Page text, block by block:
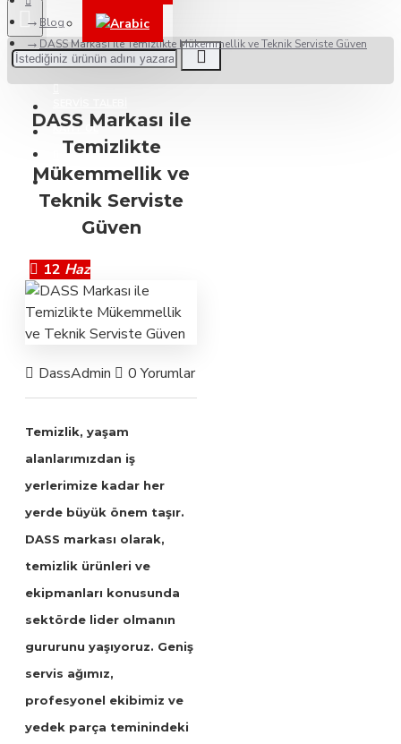
Arabic
BAYILERIMIZ
KAYIT OL
DESTEK
Blog
DASS Markası ile Temizlikte Mükemmellik ve Teknik Serviste Güven
DASS Markası ile
Temizlikte
Mükemmellik ve
Teknik Serviste
Güven
12 Haz
DassAdmin 0 Yorumlar
Temizlik, yaşam
alanlarımızdan iş
yerlerimize kadar her
yerde büyük önem taşır.
DASS markası olarak,
temizlik ürünleri ve
ekipmanları konusunda
sektörde lider olmanın
gururunu yaşıyoruz. Geniş
servis ağımız,
profesyonel ekibimiz ve
yedek parça teminindeki